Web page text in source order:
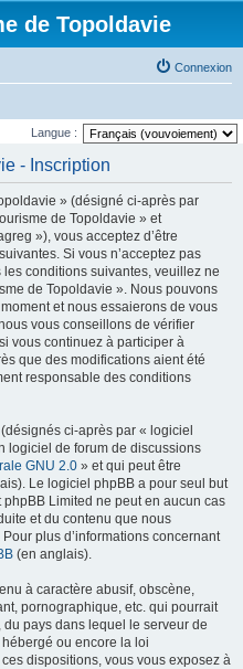
de Topoldavie
Connexion
Langue :
- Inscription
» (désigné ci-après par
de Topoldavie » et
»), vous acceptez d’être
Si vous n’acceptez pas
conditions suivantes, veuillez ne
de Topoldavie ». Nous pouvons
et nous essaierons de vous
vous conseillons de vérifier
vous continuez à participer à
que des modifications aient été
responsable des conditions
ci-après par « logiciel
logiciel de forum de discussions
GNU 2.0 » et qui peut être
Le logiciel phpBB a pour seul but
Limited ne peut en aucun cas
et du contenu que nous
plus d’informations concernant
(en anglais).
à caractère abusif, obscène,
pornographique, etc. qui pourrait
pays dans lequel le serveur de
ou encore la loi
dispositions, vous vous exposez à